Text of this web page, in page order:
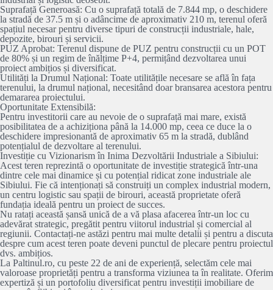
Suprafață Generoasă: Cu o suprafață totală de 7.844 mp, o deschidere
la stradă de 37.5 m și o adâncime de aproximativ 210 m, terenul oferă
spațiul necesar pentru diverse tipuri de construcții industriale, hale,
depozite, birouri și servicii.
PUZ Aprobat: Terenul dispune de PUZ pentru construcții cu un POT
de 80% și un regim de înălțime P+4, permițând dezvoltarea unui
proiect ambițios și diversificat.
Utilități la Drumul Național: Toate utilitățile necesare se află în fața
terenului, la drumul național, necesitând doar bransarea acestora pentru
demararea proiectului.
Oportunitate Extensibilă:
Pentru investitorii care au nevoie de o suprafață mai mare, există
posibilitatea de a achiziționa până la 14.000 mp, ceea ce duce la o
deschidere impresionantă de aproximativ 65 m la stradă, dublând
potențialul de dezvoltare al terenului.
Investiție cu Vizionarism în Inima Dezvoltării Industriale a Sibiului:
Acest teren reprezintă o oportunitate de investiție strategică într-una
dintre cele mai dinamice și cu potențial ridicat zone industriale ale
Sibiului. Fie că intenționați să construiți un complex industrial modern,
un centru logistic sau spații de birouri, această proprietate oferă
fundația ideală pentru un proiect de succes.
Nu ratați această șansă unică de a vă plasa afacerea într-un loc cu
adevărat strategic, pregătit pentru viitorul industrial și comercial al
regiunii. Contactați-ne astăzi pentru mai multe detalii și pentru a discuta
despre cum acest teren poate deveni punctul de plecare pentru proiectul
dvs. ambițios.
La Paltinul.ro, cu peste 22 de ani de experiență, selectăm cele mai
valoroase proprietăți pentru a transforma viziunea ta în realitate. Oferim
expertiză și un portofoliu diversificat pentru investiții imobiliare de